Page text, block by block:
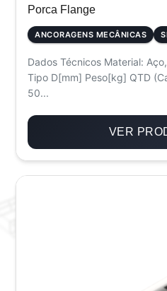
Porca Flange
ANCORAGENS MECÂNICAS
Dados Técnicos Material:
Tipo D[mm] Peso[kg] QTD
50...
VER